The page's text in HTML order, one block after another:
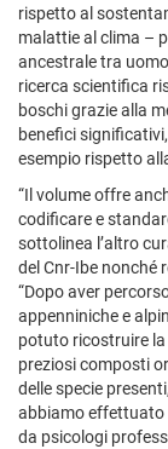
rispetto al
malattie al clima –
ancestrale tra
ricerca scientifica
boschi grazie alla
benefici
esempio rispetto
“Il volume offre
codificare e
sottolinea l’altro
del Cnr-Ibe nonché
“Dopo aver
appenniniche e
potuto ricostruire
preziosi composti
delle specie
abbiamo effettuato
da psicologi